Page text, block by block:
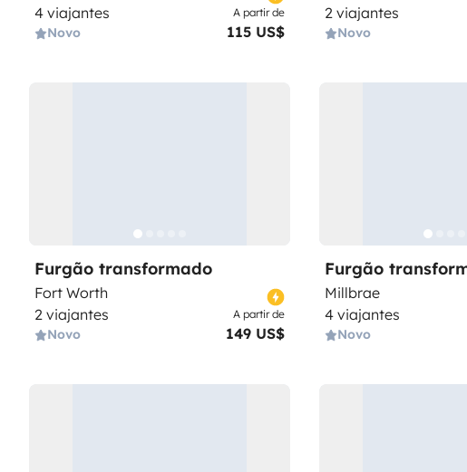
4 viajantes
Novo
A partir de
115 US$
2 viajantes
Novo
Furgão transformado
Fort Worth
2 viajantes
Novo
A partir de
149 US$
Furgão
Millbrae
4 viajantes
Novo